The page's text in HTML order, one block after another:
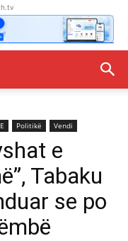
Politikë Vendi
e
Tabaku
se po